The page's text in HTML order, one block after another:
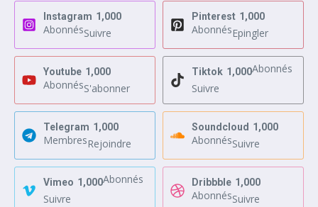
Instagram 1,000
AbonnésSuivre
Pinterest 1,000
AbonnésEpingler
Youtube 1,000
AbonnésS'abonner
Tiktok 1,000Abonnés
Suivre
Telegram 1,000
MembresRejoindre
Soundcloud 1,000
AbonnésSuivre
Vimeo 1,000Abonnés
Suivre
Dribbble 1,000
AbonnésSuivre